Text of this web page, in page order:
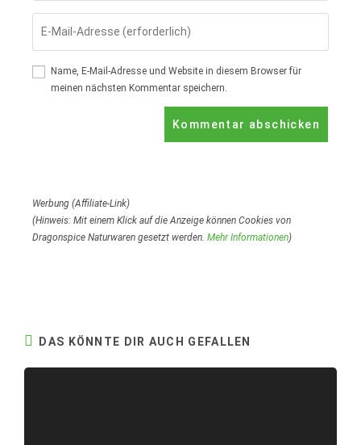
Namen
oder
Benutzernamen
zum
Kommentieren
Mail-
Name, E-Mail-Adresse und Website in diesem Browser für
meinen nächsten Kommentar speichern.
Werbung (Affiliate-Link)
(Hinweis: Mit einem Klick auf die Anzeige können Cookies von
Dragonspice Naturwaren gesetzt werden. Mehr Informationen)
DAS KÖNNTE DIR AUCH GEFALLEN